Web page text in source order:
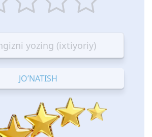
stars
—
OK
stars
—
Good
stars
—
Excellent